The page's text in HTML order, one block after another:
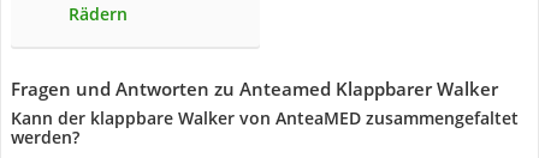
Rädern
Fragen und Antworten zu Anteamed Klappbarer Walker
Kann der klappbare Walker von AnteaMED zusammengefaltet
werden?